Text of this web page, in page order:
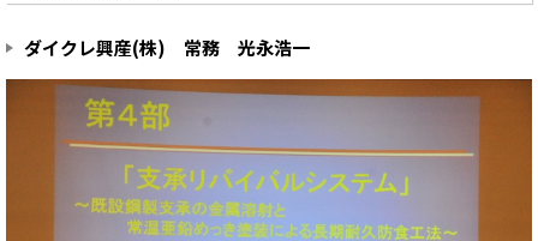
ダイクレ興産(株) 常務 光永浩一